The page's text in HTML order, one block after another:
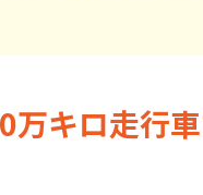
万キロ走行